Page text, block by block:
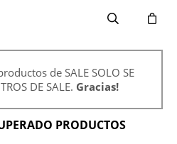
de SALE SOLO SE
DE SALE. Gracias!
PRODUCTOS